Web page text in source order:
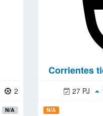
2
N/A
Corrientes
27 PJ
N/A